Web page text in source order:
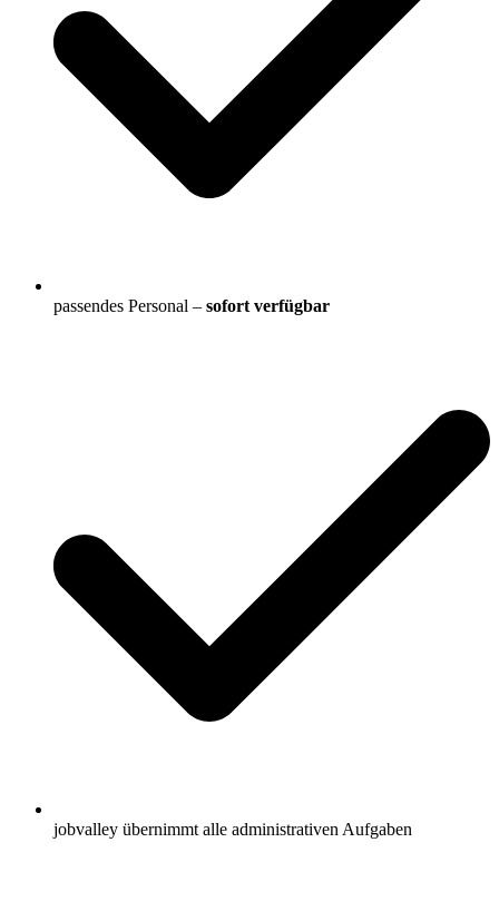
passendes Personal – sofort verfügbar
jobvalley übernimmt alle administrativen Aufgaben